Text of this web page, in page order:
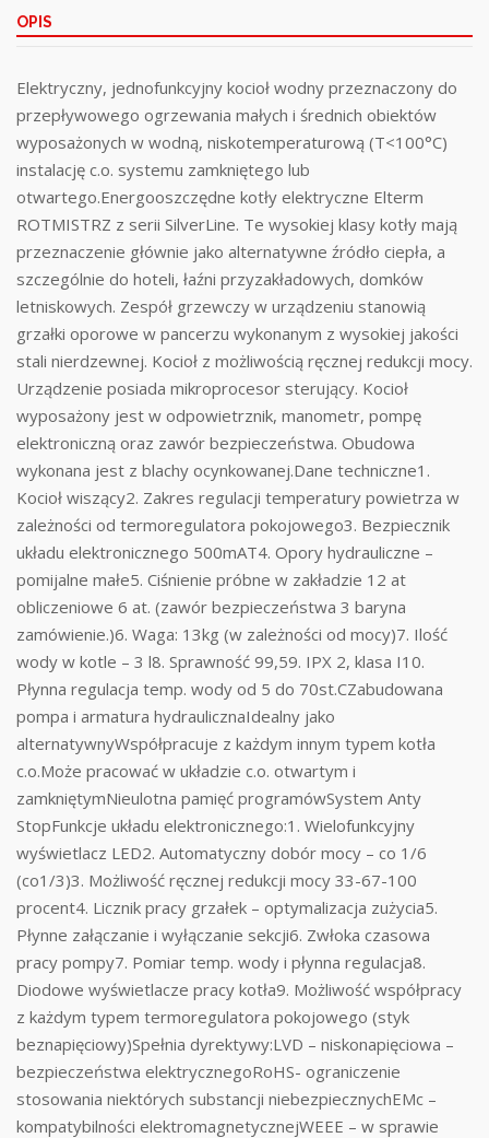
OPIS
Elektryczny, jednofunkcyjny kocioł wodny przeznaczony do
przepływowego ogrzewania małych i średnich obiektów
wyposażonych w wodną, niskotemperaturową (T<100°C)
instalację c.o. systemu zamkniętego lub
otwartego.Energooszczędne kotły elektryczne Elterm
ROTMISTRZ z serii SilverLine. Te wysokiej klasy kotły mają
przeznaczenie głównie jako alternatywne źródło ciepła, a
szczególnie do hoteli, łaźni przyzakładowych, domków
letniskowych. Zespół grzewczy w urządzeniu stanowią
grzałki oporowe w pancerzu wykonanym z wysokiej jakości
stali nierdzewnej. Kocioł z możliwością ręcznej redukcji mocy.
Urządzenie posiada mikroprocesor sterujący. Kocioł
wyposażony jest w odpowietrznik, manometr, pompę
elektroniczną oraz zawór bezpieczeństwa. Obudowa
wykonana jest z blachy ocynkowanej.Dane techniczne1.
Kocioł wiszący2. Zakres regulacji temperatury powietrza w
zależności od termoregulatora pokojowego3. Bezpiecznik
układu elektronicznego 500mAT4. Opory hydrauliczne –
pomijalne małe5. Ciśnienie próbne w zakładzie 12 at
obliczeniowe 6 at. (zawór bezpieczeństwa 3 baryna
zamówienie.)6. Waga: 13kg (w zależności od mocy)7. Ilość
wody w kotle – 3 l8. Sprawność 99,59. IPX 2, klasa I10.
Płynna regulacja temp. wody od 5 do 70st.CZabudowana
pompa i armatura hydraulicznaIdealny jako
alternatywnyWspółpracuje z każdym innym typem kotła
c.o.Może pracować w układzie c.o. otwartym i
zamkniętymNieulotna pamięć programówSystem Anty
StopFunkcje układu elektronicznego:1. Wielofunkcyjny
wyświetlacz LED2. Automatyczny dobór mocy – co 1/6
(co1/3)3. Możliwość ręcznej redukcji mocy 33-67-100
procent4. Licznik pracy grzałek – optymalizacja zużycia5.
Płynne załączanie i wyłączanie sekcji6. Zwłoka czasowa
pracy pompy7. Pomiar temp. wody i płynna regulacja8.
Diodowe wyświetlacze pracy kotła9. Możliwość współpracy
z każdym typem termoregulatora pokojowego (styk
beznapięciowy)Spełnia dyrektywy:LVD – niskonapięciowa –
bezpieczeństwa elektrycznegoRoHS- ograniczenie
stosowania niektórych substancji niebezpiecznychEMc –
kompatybilności elektromagnetycznejWEEE – w sprawie